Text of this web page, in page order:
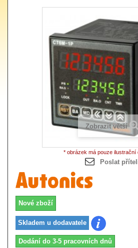
Zobrazit větší
* obrázek má pouze ilustrační
Poslat
Nové zboží
Skladem u dodavatele
Dodání do 3-5 pracovních dnů